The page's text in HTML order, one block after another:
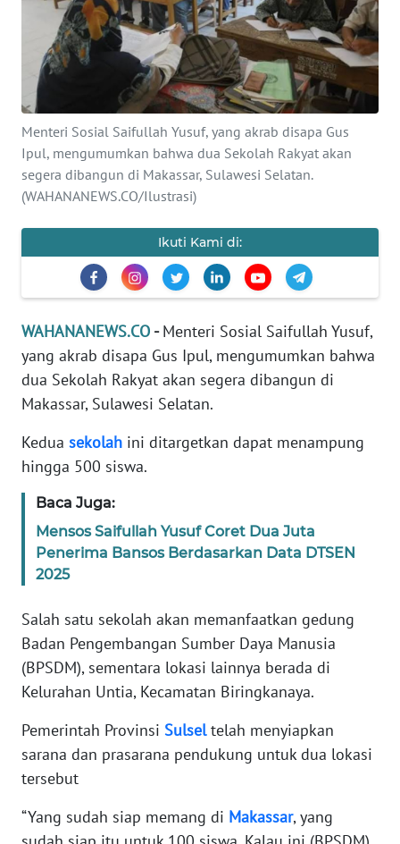
Menteri Sosial Saifullah Yusuf, yang akrab disapa Gus
Ipul, mengumumkan bahwa dua Sekolah Rakyat akan
segera dibangun di Makassar, Sulawesi Selatan.
(WAHANANEWS.CO/Ilustrasi)
Ikuti Kami di:
WAHANANEWS.CO -Menteri Sosial Saifullah Yusuf,
yang akrab disapa Gus Ipul, mengumumkan bahwa
dua Sekolah Rakyat akan segera dibangun di
Makassar, Sulawesi Selatan.
Kedua sekolah ini ditargetkan dapat menampung
hingga 500 siswa.
Baca Juga:
Mensos Saifullah Yusuf Coret Dua Juta
Penerima Bansos Berdasarkan Data DTSEN
2025
Salah satu sekolah akan memanfaatkan gedung
Badan Pengembangan Sumber Daya Manusia
(BPSDM), sementara lokasi lainnya berada di
Kelurahan Untia, Kecamatan Biringkanaya.
Pemerintah Provinsi Sulseltelah menyiapkan
sarana dan prasarana pendukung untuk dua lokasi
tersebut
“Yang sudah siap memang di Makassar, yang
KESEHATAN
INTERNASIONAL
SERBA-SERBI
PENDIDIKAN
EDITORIAL
Informasi
BERITA
KONTAK
KAMI
INFO
IKLAN
TENTANG
KAMI
PEDOMAN
SIBER
REDAKSI
KARIR